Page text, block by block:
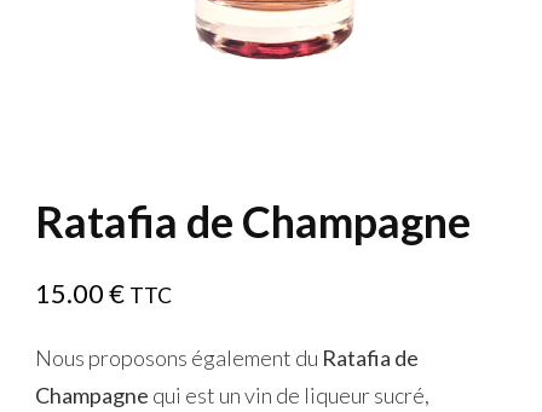
Ratafia de Champagne
15.00€ TTC
Nous proposons également du Ratafia de
Champagne qui est un vin de liqueur sucré,